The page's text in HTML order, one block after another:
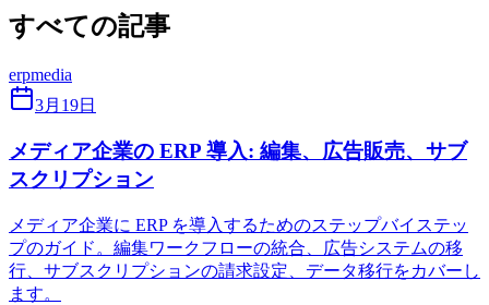
すべての記事
erpmedia
3月19日
メディア企業の ERP 導入: 編集、広告販売、サブ
スクリプション
メディア企業に ERP を導入するためのステップバイステッ
プのガイド。編集ワークフローの統合、広告システムの移
行、サブスクリプションの請求設定、データ移行をカバーし
ます。